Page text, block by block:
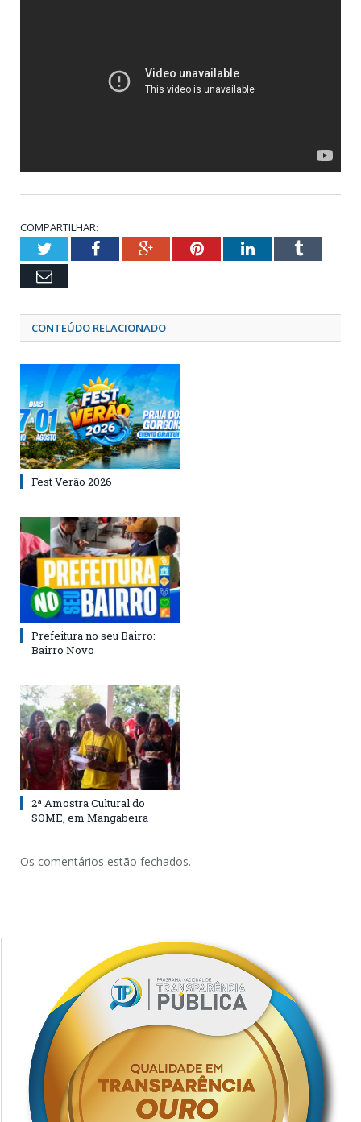
COMPARTILHAR:
TwitterFacebookGoogle+PinterestLinkedInTumblr
Email
CONTEÚDO RELACIONADO
Fest Verão 2026
Prefeitura no seu Bairro:
Bairro Novo
2ª Amostra Cultural do
SOME, em Mangabeira
Os comentários estão fechados.